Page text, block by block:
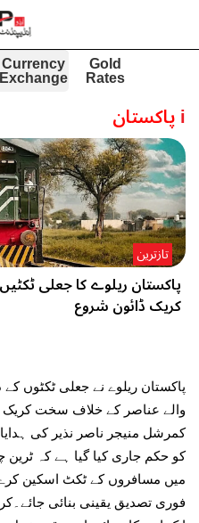
Gold
Rates
Currency
Exchange
iپاکستان
پاکستان ریلوے کا جعلی
کریک ڈائون شروع
تازترین
پاکستان ریلوے نے جعلی ٹکٹوں
والے عناصر کے خلاف سخت کریک
کمرشل منیجر ناصر نذیر کی
کو حکم جاری کیا گیا ہے کہ
میں مسافروں کے ٹکٹ اسکین
فوری تصدیق یقینی بنائی